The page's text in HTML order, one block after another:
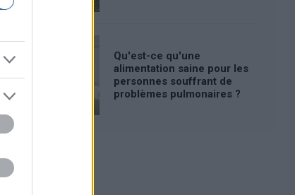
Qu'est-ce qu'une
alimentation saine pour les
personnes souffrant de
problèmes pulmonaires ?
Publicité: